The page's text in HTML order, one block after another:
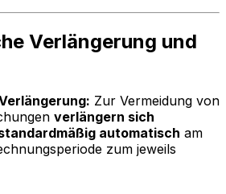
Verlängerung und
Zur Vermeidung von
verlängern sich
automatisch am
zum jeweils